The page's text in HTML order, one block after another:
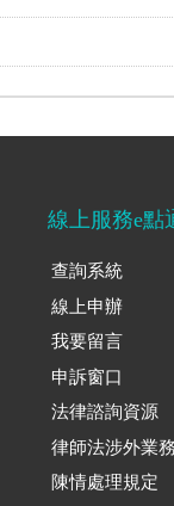
線上服務e點
查詢系統
線上申辦
我要留言
申訴窗口
法律諮詢資源
律師法涉外業
陳情處理規定